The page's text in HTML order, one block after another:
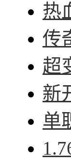
热
传
超
新
单